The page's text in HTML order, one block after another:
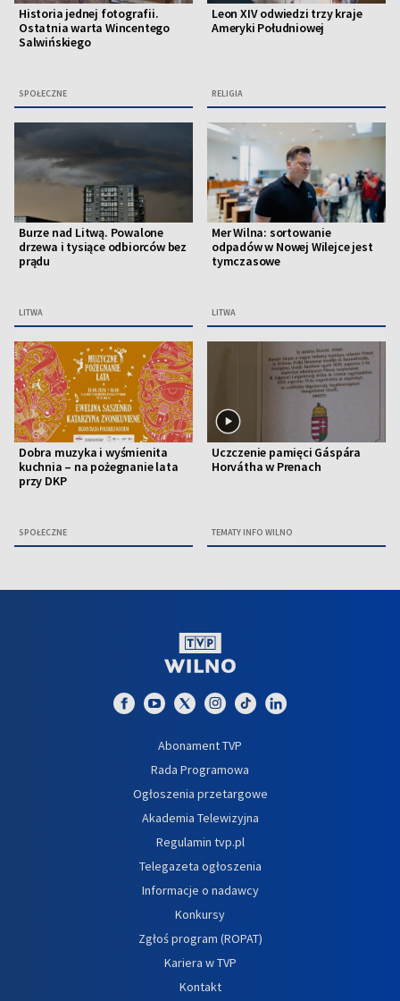
Historia jednej fotografii.
Ostatnia warta Wincentego
Salwińskiego
SPOŁECZNE
Leon XIV odwiedzi trzy kraje
Ameryki Południowej
RELIGIA
Burze nad Litwą. Powalone
drzewa i tysiące odbiorców bez
prądu
LITWA
Mer Wilna: sortowanie
odpadów w Nowej Wilejce jest
tymczasowe
LITWA
Dobra muzyka i wyśmienita
kuchnia – na pożegnanie lata
przy DKP
SPOŁECZNE
Uczczenie pamięci Gáspára
Horvátha w Prenach
TEMATY INFO WILNO
Abonament TVP
Rada Programowa
Ogłoszenia przetargowe
Akademia Telewizyjna
Regulamin tvp.pl
Telegazeta ogłoszenia
Informacje o nadawcy
Konkursy
Zgłoś program (ROPAT)
Kariera w TVP
Kontakt